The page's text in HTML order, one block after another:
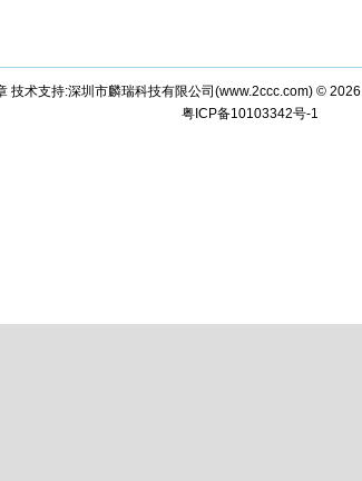
技术支持:深圳市麟瑞科技有限公司(www.2ccc.com) © 2026
粤ICP备10103342号-1